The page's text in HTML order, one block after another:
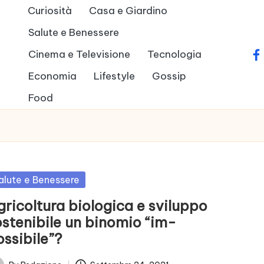
Curiosità
Casa e Giardino
Salute e Benessere
Cinema e Televisione
Tecnologia
Economia
Lifestyle
Gossip
Food
e Benessere
biologica e sviluppo
un binomio “im-